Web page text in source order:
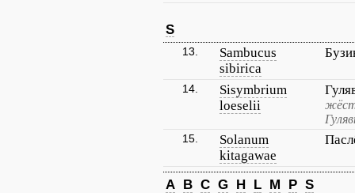
S
13.
Sambucus
sibirica
14.
Sisymbrium
loeselii
15.
Solanum
kitagawae
A B C G H L M P S